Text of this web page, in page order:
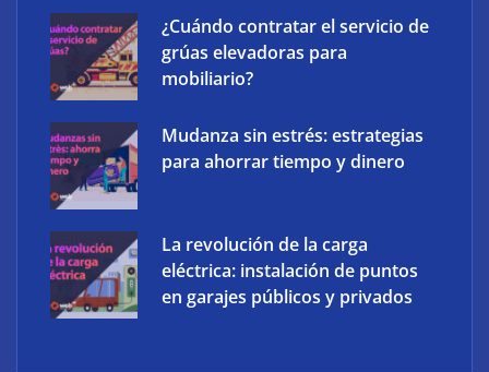
‘Schaeffler Vehicle Lifetime Solutions’ avanza hacia
una mayor eficiencia y una menor complejidad con
su cartera integrada y soluciones inteligentes
¿Cuándo contratar el servicio de
grúas elevadoras para
mobiliario?
Mudanza sin estrés: estrategias
para ahorrar tiempo y dinero
La revolución de la carga
eléctrica: instalación de puntos
en garajes públicos y privados